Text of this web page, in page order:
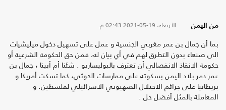
من اليمن الأربعاء، 19-05-2021 02:43 م
بما أن جمال بن عمر مغربي الجنسية و عمل على تسهيل دخول ميليشيات
الى صنعاء بدون التطرق لهم في أي بيان له، فمن حق الحكومة الشرعية أو
حكومة الانقاذ الانفصالي أن تعترف بالبوليساريو . شئنا أم أبينا ، جمال بن
عمر دمر بلاد اليمن بسكوته على ممارسات الحوثي، كما تسكت أمريكا و
بريطانيا على جرائم الاحتلال الصهيوني الاسرائيلي لفلسطين. و
المعاملة بالمثل أفضل حل .